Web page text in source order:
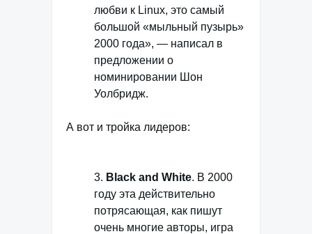
любви к Linux, это самый
большой «мыльный пузырь»
2000 года», — написал в
предложении о
номинировании Шон
Уолбридж.
А вот и тройка лидеров:
3. Black and White. В 2000
году эта действительно
потрясающая, как пишут
очень многие авторы, игра